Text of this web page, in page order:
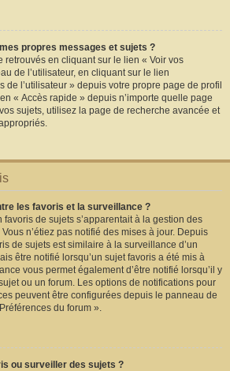
propres messages et sujets ?
retrouvés en cliquant sur le lien « Voir vos
de l’utilisateur, en cliquant sur le lien
de l’utilisateur » depuis votre propre page de profil
« Accès rapide » depuis n’importe quelle page
sujets, utilisez la page de recherche avancée et
les favoris et la surveillance ?
de sujets s’apparentait à la gestion des
n’étiez pas notifié des mises à jour. Depuis
de sujets est similaire à la surveillance d’un
être notifié lorsqu’un sujet favoris a été mis à
vous permet également d’être notifié lorsqu’il y
ou un forum. Les options de notifications pour
peuvent être configurées depuis le panneau de
du forum ».
ou surveiller des sujets ?